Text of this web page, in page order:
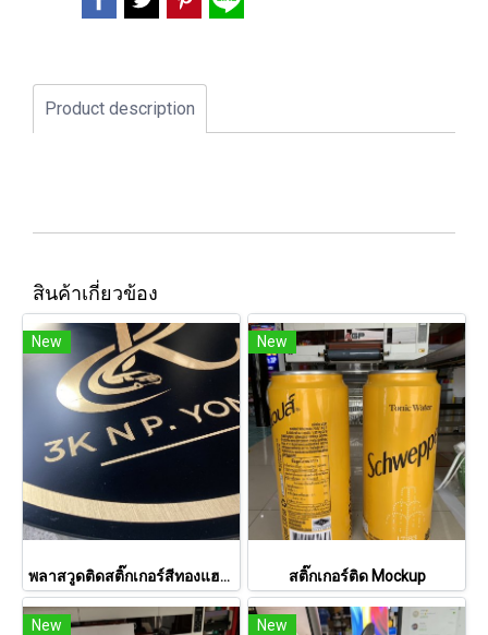
Product description
สินค้าเกี่ยวข้อง
New
พลาสวูดติดสติ๊กเกอร์สีทองแฮร์ไลน์
New
สติ๊กเกอร์ติด Mockup
New New